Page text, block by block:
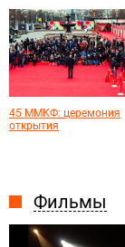
Фильмы
45 ММКФ: церемония
открытия